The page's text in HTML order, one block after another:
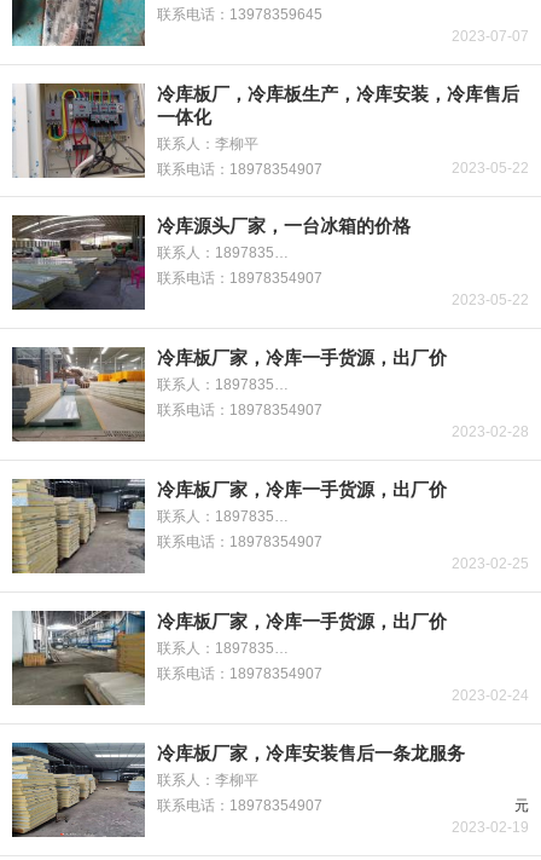
联系电话：13978359645
2023-07-07
冷库板厂，冷库板生产，冷库安装，冷库售后
一体化
联系人：李柳平
联系电话：18978354907
2023-05-22
冷库源头厂家，一台冰箱的价格
联系人：18978354907
联系电话：18978354907
2023-05-22
冷库板厂家，冷库一手货源，出厂价
联系人：18978354907
联系电话：18978354907
2023-02-28
冷库板厂家，冷库一手货源，出厂价
联系人：18978354907
联系电话：18978354907
2023-02-25
冷库板厂家，冷库一手货源，出厂价
联系人：18978354907
联系电话：18978354907
2023-02-24
冷库板厂家，冷库安装售后一条龙服务
联系人：李柳平
联系电话：18978354907
元
2023-02-19